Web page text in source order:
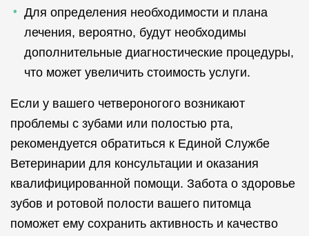
Для определения необходимости и плана
лечения, вероятно, будут необходимы
дополнительные диагностические процедуры,
что может увеличить стоимость услуги.
Если у вашего четвероногого возникают
проблемы с зубами или полостью рта,
рекомендуется обратиться к Единой Службе
Ветеринарии для консультации и оказания
квалифицированной помощи. Забота о здоровье
зубов и ротовой полости вашего питомца
поможет ему сохранить активность и качество